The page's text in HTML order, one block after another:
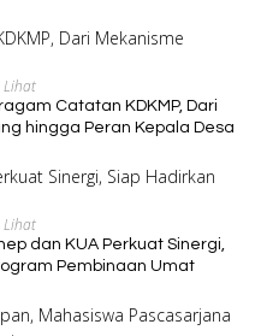
Lihat
Catatan KDKMP, Dari
hingga Peran Kepala Desa
Lihat
dan KUA Perkuat Sinergi,
Pembinaan Umat